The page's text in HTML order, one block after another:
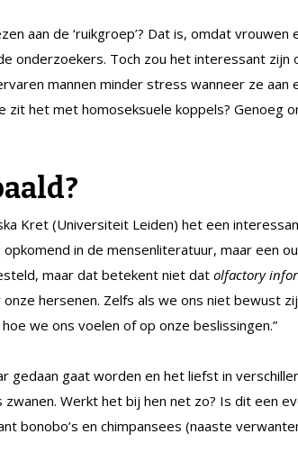
aan de ‘ruikgroep’? Dat is, omdat vrouwen
onderzoekers. Toch zou het interessant zijn
mannen minder stress wanneer ze aan
zit het met homoseksuele koppels? Genoeg
Kret (Universiteit Leiden) het een
in de mensenliteratuur, maar een
maar dat betekent niet dat olfactory
hersenen. Zelfs als we ons niet bewust
we ons voelen of op onze beslissingen.”
gedaan gaat worden en het liefst in
Werkt het bij hen net zo? Is dit een
bonobo’s en chimpansees (naaste